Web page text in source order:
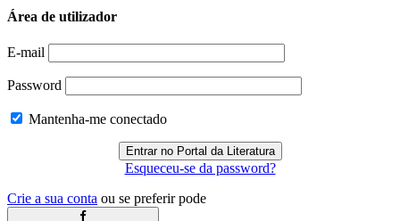
Área de utilizador
E-mail
Password
Mantenha-me conectado
Esqueceu-se da password?
Crie a sua conta ou se preferir pode